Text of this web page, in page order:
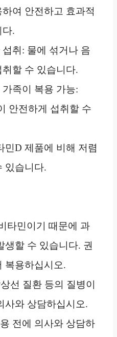
여 안전하고 효과적
다.
취: 물에 섞거나 음
할 수 있습니다.
족이 복용 가능:
안전하게 섭취할 수
민D 제품에 비해 저렴
있습니다.
타민이기 때문에 과
생할 수 있습니다. 권
복용하십시오.
선 질환 등의 질병이
사와 상담하십시오.
전에 의사와 상담하